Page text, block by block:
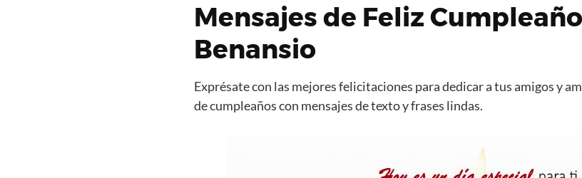
Mensajes de Feliz
Benansio
Exprésate con las mejores felicitaciones para dedicar a tus amigos y
de cumpleaños con mensajes de texto y frases lindas.